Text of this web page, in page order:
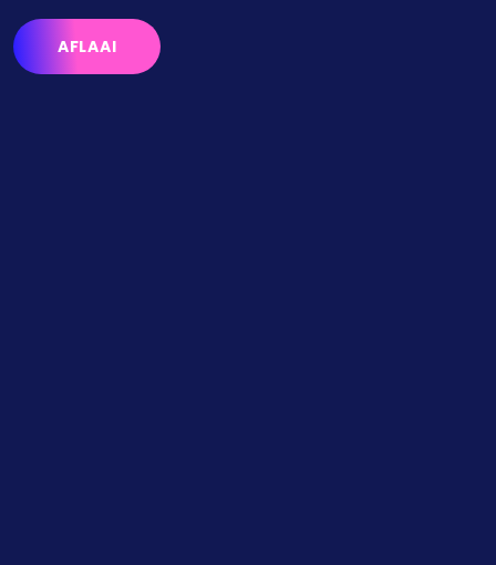
AFLAAI